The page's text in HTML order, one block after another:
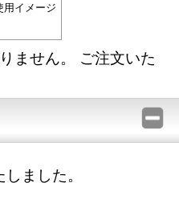
用イメージ
ません。 ご注文いた
ました。